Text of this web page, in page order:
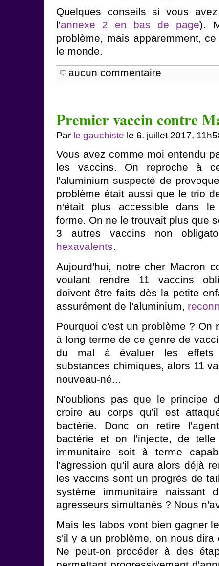
Quelques conseils si vous
l'annexe 2 en bas de page).
problème, mais apparemment,
le monde.
aucun commentaire
Premier vaccin contre
Par le gauchiste le 6. juillet 2017,
Vous avez comme moi entendu
les vaccins. On reproche à
l'aluminium suspecté de
problème était aussi que le trio
n'était plus accessible dans
forme. On ne le trouvait plus que
3 autres vaccins non
hexavalents.
Aujourd'hui, notre cher Macron
voulant rendre 11 vaccins
doivent être faits dès la petite
assurément de l'aluminium,
Pourquoi c'est un problème ? On
à long terme de ce genre de
du mal à évaluer les effets
substances chimiques, alors 11
nouveau-né...
N'oublions pas que le principe
croire au corps qu'il est
bactérie. Donc on retire
bactérie et on l'injecte, de
immunitaire soit à terme
l'agression qu'il aura alors déjà
les vaccins sont un progrès de
système immunitaire naissant
agresseurs simultanés ? Nous
Mais les labos vont bien gagner
s'il y a un problème, on nous
Ne peut-on procéder à des